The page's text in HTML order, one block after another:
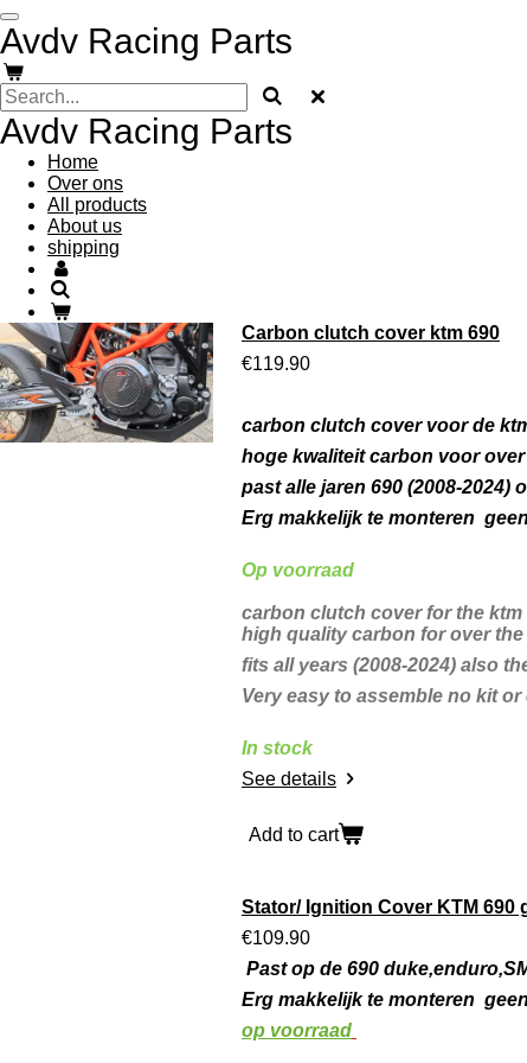
Skip
to
main
content
Avdv Racing Parts
Avdv Racing Parts
Home
Over ons
All products
About us
shipping
Carbon clutch cover ktm 690
€119.90
carbon clutch cover voor de
hoge kwaliteit carbon voor
past alle jaren 690 (2008-2024)
Erg makkelijk te monteren
Op voorraad
carbon clutch cover for the
high quality carbon for over
fits all years (2008-2024) also
Very easy to assemble no kit
In stock
See details
Add to cart
Stator/ Ignition Cover KTM 690
€109.90
Pastop de 690
Erg makkelijk te monteren
op voorraad